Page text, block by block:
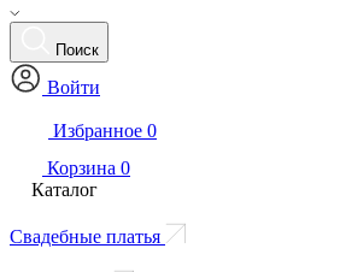
Поиск
Войти
Избранное 0
Корзина 0
Каталог
Свадебные платья